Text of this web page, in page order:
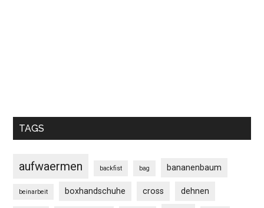
TAGS
aufwaermen backfist bag bananenbaum
beinarbeit boxhandschuhe cross dehnen